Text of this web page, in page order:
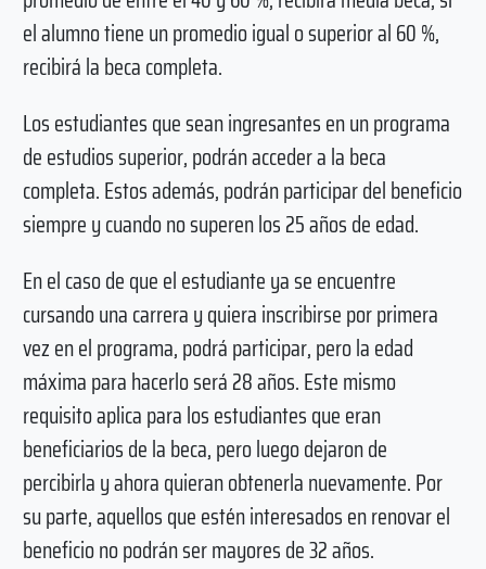
el alumno tiene un promedio igual o superior al 60 %,
recibirá la beca completa.
Los estudiantes que sean ingresantes en un programa
de estudios superior, podrán acceder a la beca
completa. Estos además, podrán participar del beneficio
siempre y cuando no superen los 25 años de edad.
En el caso de que el estudiante ya se encuentre
cursando una carrera y quiera inscribirse por primera
vez en el programa, podrá participar, pero la edad
máxima para hacerlo será 28 años. Este mismo
requisito aplica para los estudiantes que eran
beneficiarios de la beca, pero luego dejaron de
percibirla y ahora quieran obtenerla nuevamente. Por
su parte, aquellos que estén interesados en renovar el
beneficio no podrán ser mayores de 32 años.